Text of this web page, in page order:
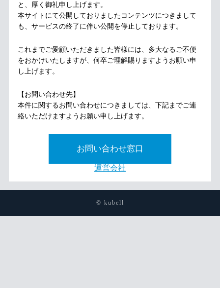
と、厚く御礼申し上げます。
本サイトにて公開しておりましたコンテンツにつきまして
も、サービスの終了に伴い公開を停止しております。
これまでご愛顧いただきました皆様には、多大なるご不便
をおかけいたしますが、何卒ご理解賜りますようお願い申
し上げます。
【お問い合わせ先】
本件に関するお問い合わせにつきましては、下記までご連
絡いただけますようお願い申し上げます。
お問い合わせ窓口
運営会社
© kubell